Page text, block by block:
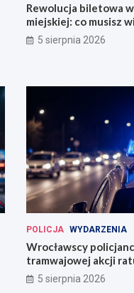
Rewolucja biletowa
miejskiej: co musisz
5 sierpnia 2026
POLICJA WYDARZENIA
Wrocławscy
tramwajowej akcji
5 sierpnia 2026